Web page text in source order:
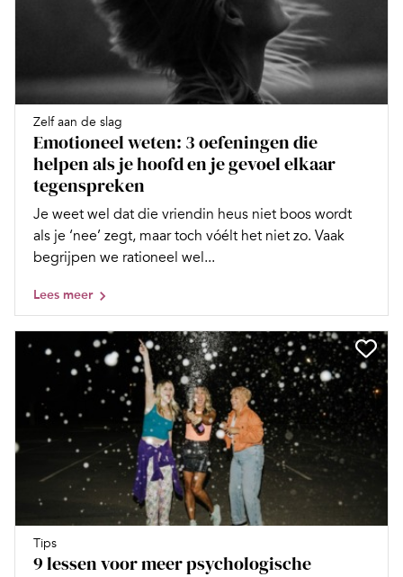
Zelf aan de slag
Emotioneel weten: 3 oefeningen die
helpen als je hoofd en je gevoel elkaar
tegenspreken
Je weet wel dat die vriendin heus niet boos wordt
als je ‘nee’ zegt, maar toch vóélt het niet zo. Vaak
begrijpen we rationeel wel...
Lees meer
Tips
9 lessen voor meer psychologische